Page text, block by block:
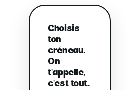
Choisis
ton
créneau.
On
t'appelle,
c'est tout.